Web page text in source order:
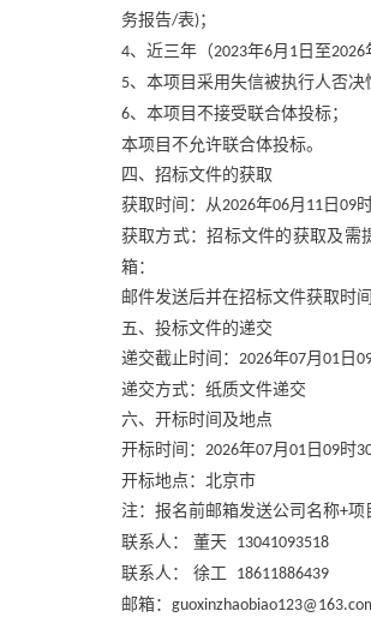
务报告/表)；
4、近三年（2023年6月 1 日至2026
5、本项目采用失信被执行人否决
6、本项目不接受联合体投标；
本项目不允许联合体投标。
四、招标文件的获取
获取时间：从2026年06月 11 日 09
获取方式：招标文件的获取及需
箱：
邮件发送后并在招标文件获取时
五、投标文件的递交
递交截止时间： 2026年07月 01 日
递交方式：纸质文件递交
六、开标时间及地点
开标时间： 2026年07月 01 日 09时
开标地点：北京市
注：报名前邮箱发送公司名称+项
联系人：
董天
13041093518
联系人：
徐工
18611886439
邮箱：